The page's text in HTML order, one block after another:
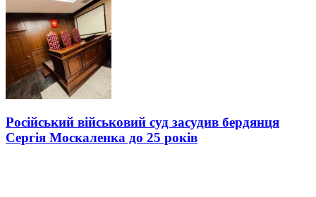
Російський військовий суд засудив бердянця
Сергія Москаленка до 25 років